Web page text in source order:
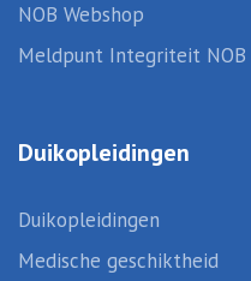
NOB Webshop
Meldpunt Integriteit NOB
Duikopleidingen
Duikopleidingen
Medische geschiktheid